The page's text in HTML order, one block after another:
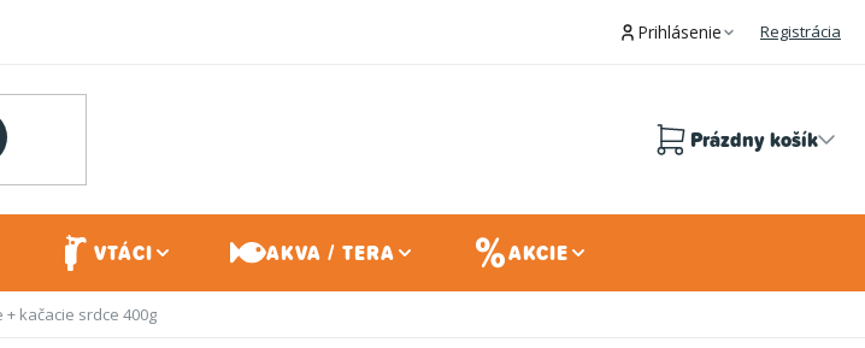
Prihlásenie Registrácia
Prázdny košík
VTÁCI AKVA / TERA AKCIE
kačacie srdce 400g